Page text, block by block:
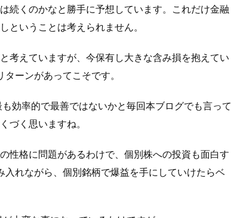
続くのかなと勝手に予想しています。これだけ金融
ということは考えられません。
考えていますが、今保有し大きな含み損を抱えてい
ーンがあってこそです。
効率的で最善ではないかと毎回本ブログでも言って
づく思いますね。
性格に問題があるわけで、個別株への投資も面白す
れながら、個別銘柄で爆益を手にしていけたらベ